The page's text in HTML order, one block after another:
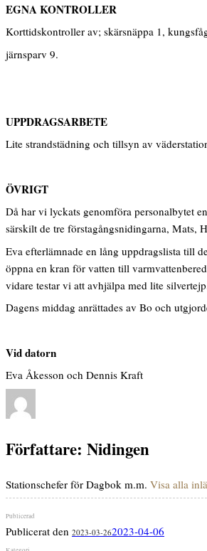
EGNA KONTROLLER
Korttidskontroller av; skärsnäppa 1,
järnsparv 9.
UPPDRAGSARBETE
Lite strandstädning och tillsyn av
ÖVRIGT
Då har vi lyckats genomföra personalbytet
särskilt de tre förstagångsnidingarna, Mats,
Eva efterlämnade en lång uppdragslista till
öppna en kran för vatten till
vidare testar vi att avhjälpa med lite
Dagens middag anrättades av Bo och
Vid datorn
Eva Åkesson och Dennis Kraft
Författare: Nidingen
Stationschefer för Dagbok m.m. Visa alla
Publicerat den 2023-03-262023-04-06